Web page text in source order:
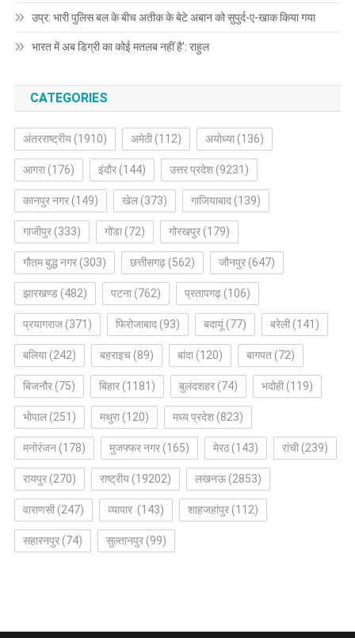
उप्र: भारी पुलिस बल के बीच अतीक के बेटे अबान को सुपुर्द-ए-खाक किया गया
भारत में अब डिग्री का कोई मतलब नहीं है’: राहुल
CATEGORIES
अंतरराष्ट्रीय(1910) अमेठी(112) अयोध्या(136)
आगरा(176) इंदौर(144) उत्तर प्रदेश(9231)
कानपुर नगर(149) खेल(373) गाजियाबाद(139)
गाजीपुर(333) गोंडा(72) गोरखपुर(179)
गौतम बुद्ध नगर(303) छत्तीसगढ़(562) जौनपुर(647)
झारखण्ड(482) पटना(762) प्रतापगढ़(106)
प्रयागराज(371) फिरोजाबाद(93) बदायूं(77) बरेली(141)
बलिया(242) बहराइच(89) बांदा(120) बागपत(72)
बिजनौर(75) बिहार(1181) बुलंदशहर(74) भदोही(119)
भोपाल(251) मथुरा(120) मध्य प्रदेश(823)
मनोरंजन(178) मुजफ्फर नगर(165) मेरठ(143) रांची(239)
रायपुर(270) राष्ट्रीय(19202) लखनऊ(2853)
वाराणसी(247) व्यापार (143) शाहजहांपुर(112)
सहारनपुर(74) सुल्तानपुर(99)